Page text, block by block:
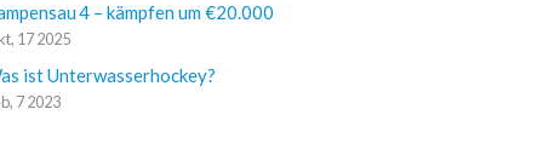
4 – kämpfen um €20.000
17 2025
ist Unterwasserhockey?
7 2023